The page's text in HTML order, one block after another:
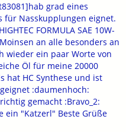
grad eines
für Nasskupplungen eignet.
FORMULA SAE 10W-
an alle besonders an
wieder ein paar Worte von
Öl für meine 20000
hat HC Synthese und ist
:daumenhoch:
gemacht :Bravo_2:
ein "Katzerl" Beste Grüße